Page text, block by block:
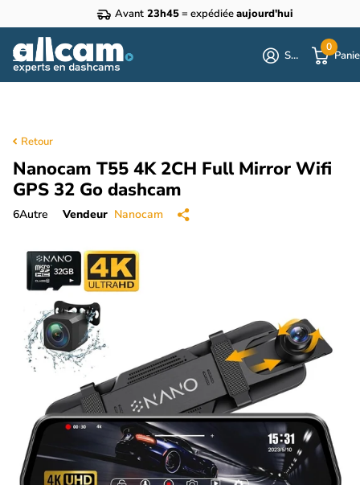
Avant 23h45= expédiéeaujourd'hui
S'identifier
0
Retour
Nanocam T55 4K 2CH Full Mirror Wifi
GPS 32 Go dashcam
6Autre Vendeur Nanocam